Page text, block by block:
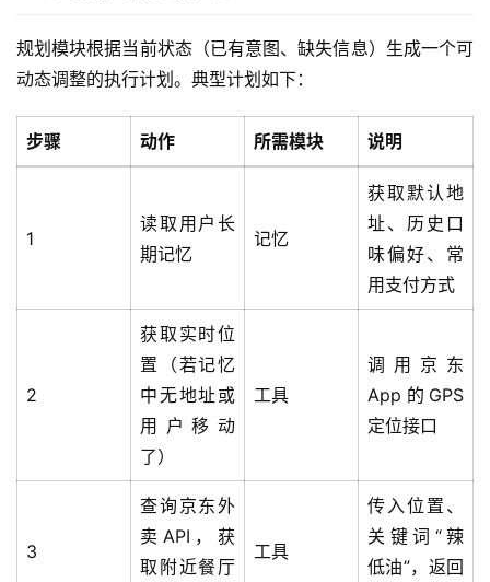
规划模块根据当前状态（已有意图、缺失信息）生成一个可
动态调整的执行计划。典型计划如下：
步骤 动作 所需模块 说明
1
读取用户长
期记忆
记忆
获取默认地
址、历史口
味偏好、常
用支付方式
2
获取实时位
置（若记忆
中无地址或
用户移动
了）
工具
调用京东
App的GPS
定位接口
3
查询京东外
卖API，获
取附近餐厅
工具
传入位置、
关键词“辣
低油”，返回